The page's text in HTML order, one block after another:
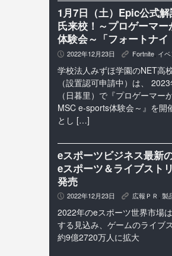
1月7日（土）Epic公式
氏来校！～プロゲーマ
体験会～「フォートナ
P 2022年12月23日 K Fortnite イ
学校法人みずほ学園のNET高
（設置認可申請中）は、
（日暮里）で『プロゲーマー
MSC e-sports体験会～』を開
とし […]
eスポーツビジネス最新
eスポーツ＆ライブスト
発売
P 2022年12月23日 K 広報ＰＲ , 製
2022年のeスポーツ世界市場
する見込み、ゲームのライブ
約9億2720万人に拡大